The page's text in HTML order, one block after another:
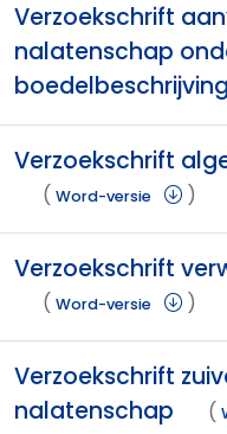
Verzoekschrift
nalatenschap
boedelbeschrijving
Verzoekschrift
( Word-versie )
Verzoekschrift
( Word-versie )
Verzoekschrift
nalatenschap
(